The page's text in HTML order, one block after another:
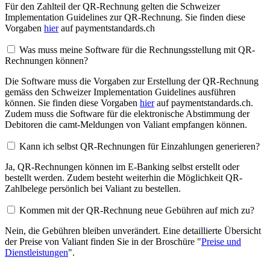
Für den Zahlteil der QR-Rechnung gelten die Schweizer
Implementation Guidelines zur QR-Rechnung. Sie finden diese
Vorgaben hierauf paymentstandards.ch
Was muss meine Software für die Rechnungsstellung mit QR-
Rechnungen können?
Die Software muss die Vorgaben zur Erstellung der QR-Rechnung
gemäss den Schweizer Implementation Guidelines ausführen
können. Sie finden diese Vorgaben hierauf paymentstandards.ch.
Zudem muss die Software für die elektronische Abstimmung der
Debitoren die camt-Meldungen von Valiant empfangen können.
Kann ich selbst QR-Rechnungen für Einzahlungen generieren?
Ja, QR-Rechnungen können im E-Banking selbst erstellt oder
bestellt werden. Zudem besteht weiterhin die Möglichkeit QR-
Zahlbelege persönlich bei Valiant zu bestellen.
Kommen mit der QR-Rechnung neue Gebühren auf mich zu?
Nein, die Gebühren bleiben unverändert. Eine detaillierte Übersicht
der Preise von Valiant finden Sie in der Broschüre "Preise und
Dienstleistungen".